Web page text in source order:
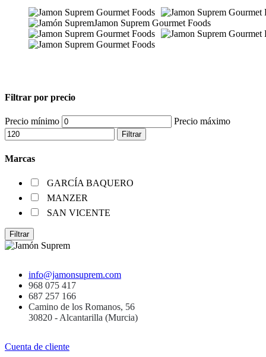
Filtrar por precio
Precio mínimo Precio máximo
Filtrar
Marcas
GARCÍA BAQUERO
MANZER
SAN VICENTE
Filtrar
info@jamonsuprem.com
968 075 417
687 257 166
Camino de los Romanos, 56
30820 - Alcantarilla (Murcia)
Cuenta de cliente